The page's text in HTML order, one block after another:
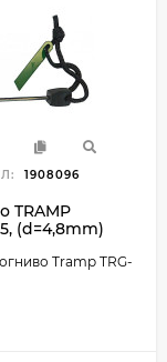
1908096
TRAMP
(d=4,8mm)
Tramp TRG-